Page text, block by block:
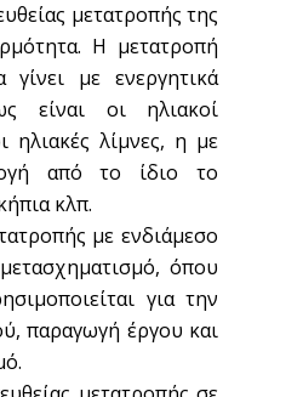
μετατροπής της
Η μετατροπή
με ενεργητικά
είναι οι ηλιακοί
ηλιακές λίμνες, η με
από το ίδιο το
κλπ.
με ενδιάμεσο
όπου
για την
παραγωγή έργου και